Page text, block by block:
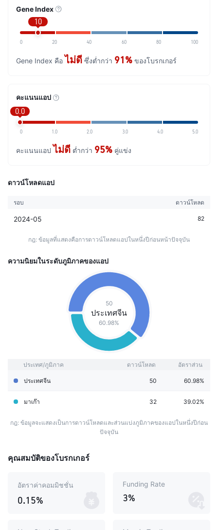
Gene Index
10
0 20 40 60 80 100
Gene Index คือ ไม่ดี ซึ่งต่ำกว่า 91% ของโบรกเกอร์
คะแนนแอป
0.0
0 1.0 2.0 3.0 4.0 5.0
คะแนนแอป ไม่ดี ต่ำกว่า 95% คู่แข่ง
ดาวน์โหลดแอป
รอบ ดาวน์โหลด
2024-05 82
กฎ: ข้อมูลที่แสดงคือการดาวน์โหลดแอปในหนึ่งปีก่อนหน้าปัจจุบัน
ความนิยมในระดับภูมิภาคของแอป
50
ประเทศจีน
60.98%
ประเทศ/ภูมิภาค ดาวน์โหลด อัตราส่วน
ประเทศจีน 50 60.98%
มาเก๊า 32 39.02%
กฎ: ข้อมูลจะแสดงเป็นการดาวน์โหลดและส่วนแบ่งภูมิภาคของแอปในหนึ่งปีก่อน
ปัจจุบัน
คุณสมบัติของโบรกเกอร์
อัตราค่าคอมมิชชั่น
0.15%
Funding Rate
3%